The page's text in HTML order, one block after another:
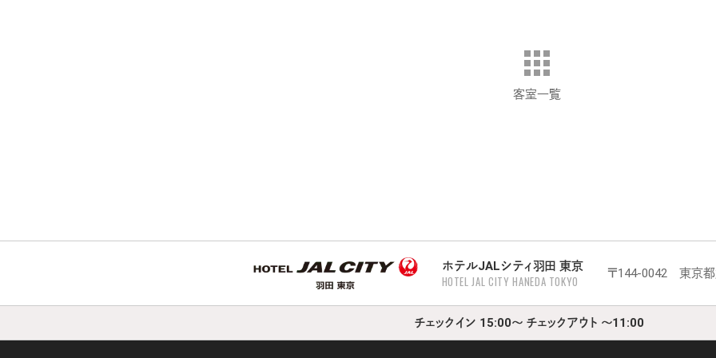
客室一覧
ホテルJALシティ羽田 東京
HOTEL JAL CITY HANEDA TOKYO 〒144-0042 東京都
チェックイン 15:00～ チェックアウト ～11:00